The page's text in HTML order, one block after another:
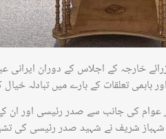
خارجہ کے اجلاس کے دوران ایرانی
تعلقات کے بارے میں تبادلہ خیال
عوام کی جانب سے صدر رئیسی اور
شہباز شریف نے شہید صدر رئیسی کی